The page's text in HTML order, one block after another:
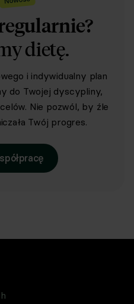
dietę.
i indywidualny plan
do Twojej dyscypliny,
Nie pozwól, by źle
Twój progres.